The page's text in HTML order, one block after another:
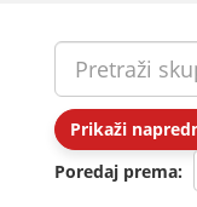
Prikaži
Poredaj prema